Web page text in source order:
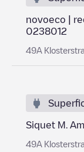
novoeco |
0238012
49A
Siquet M.
49A